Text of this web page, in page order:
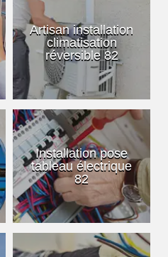
Artisan installation
climatisation
réversible 82
Installation pose
tableau électrique
82